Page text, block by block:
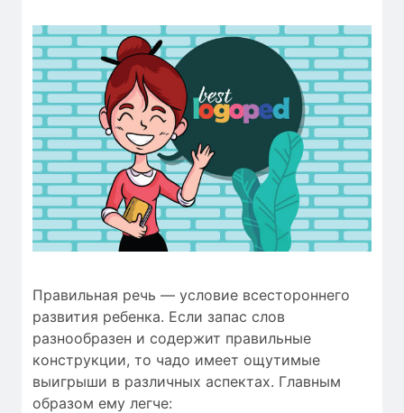
Правильная речь — условие всестороннего
развития ребенка. Если запас слов
разнообразен и содержит правильные
конструкции, то чадо имеет ощутимые
выигрыши в различных аспектах. Главным
образом ему легче: